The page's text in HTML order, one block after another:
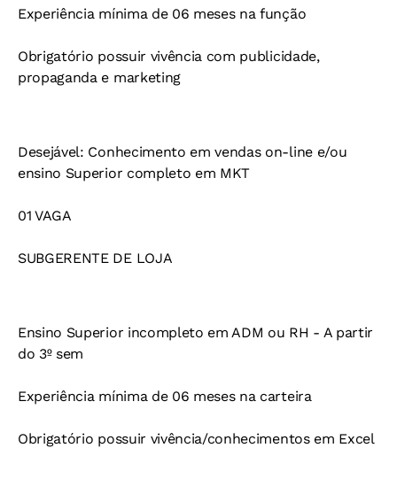
Experiência mínima de 06 meses na função
Obrigatório possuir vivência com publicidade,
propaganda e marketing
Desejável: Conhecimento em vendas on-line e/ou
ensino Superior completo em MKT
01 VAGA
SUBGERENTE DE LOJA
Ensino Superior incompleto em ADM ou RH - A partir
do 3º sem
Experiência mínima de 06 meses na carteira
Obrigatório possuir vivência/conhecimentos em Excel